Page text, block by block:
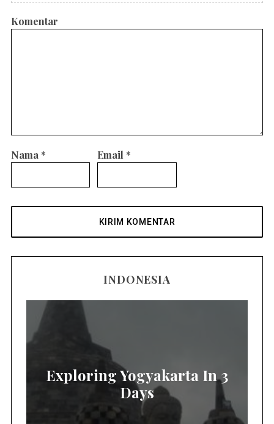
Komentar
Nama * Email *
INDONESIA
Exploring Yogyakarta In 3
Days